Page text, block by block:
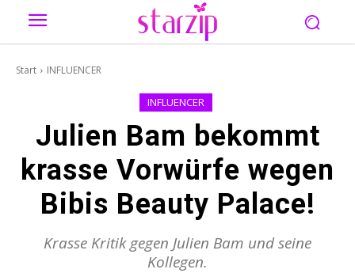
Start INFLUENCER
INFLUENCER
Julien Bam bekommt
krasse Vorwürfe wegen
Bibis Beauty Palace!
Krasse Kritik gegen Julien Bam und seine
Kollegen.